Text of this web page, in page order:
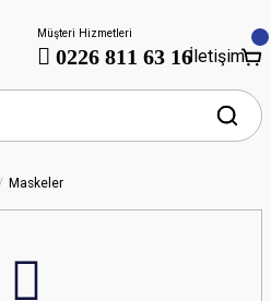
Müşteri Hizmetleri
0226 811 63 16İletişim
Maskeler